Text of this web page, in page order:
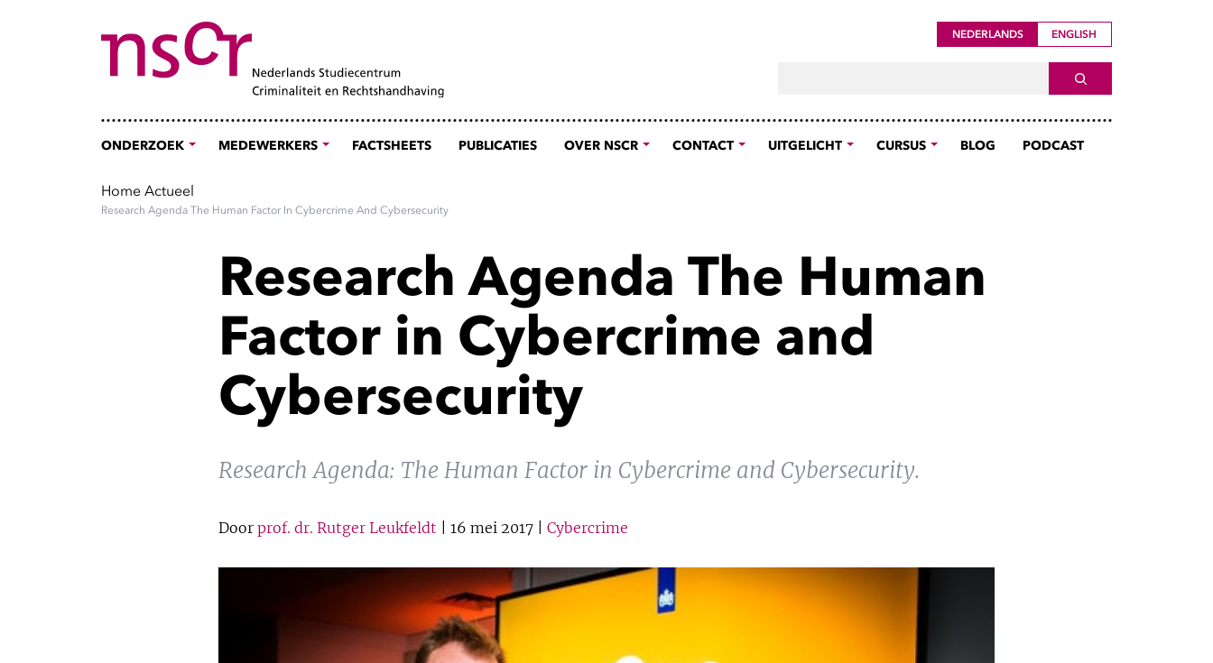
NEDERLANDS ENGLISH
SEARCH
ONDERZOEK MEDEWERKERS FACTSHEETS PUBLICATIES OVER NSCR CONTACT UITGELICHT CURSUS BLOG PODCAST
Home Actueel
Research Agenda The Human Factor In Cybercrime And Cybersecurity
Research Agenda The Human
Factor in Cybercrime and
Cybersecurity
Research Agenda: The Human Factor in Cybercrime and Cybersecurity.
Door prof. dr. Rutger Leukfeldt | 16 mei 2017 | Cybercrime